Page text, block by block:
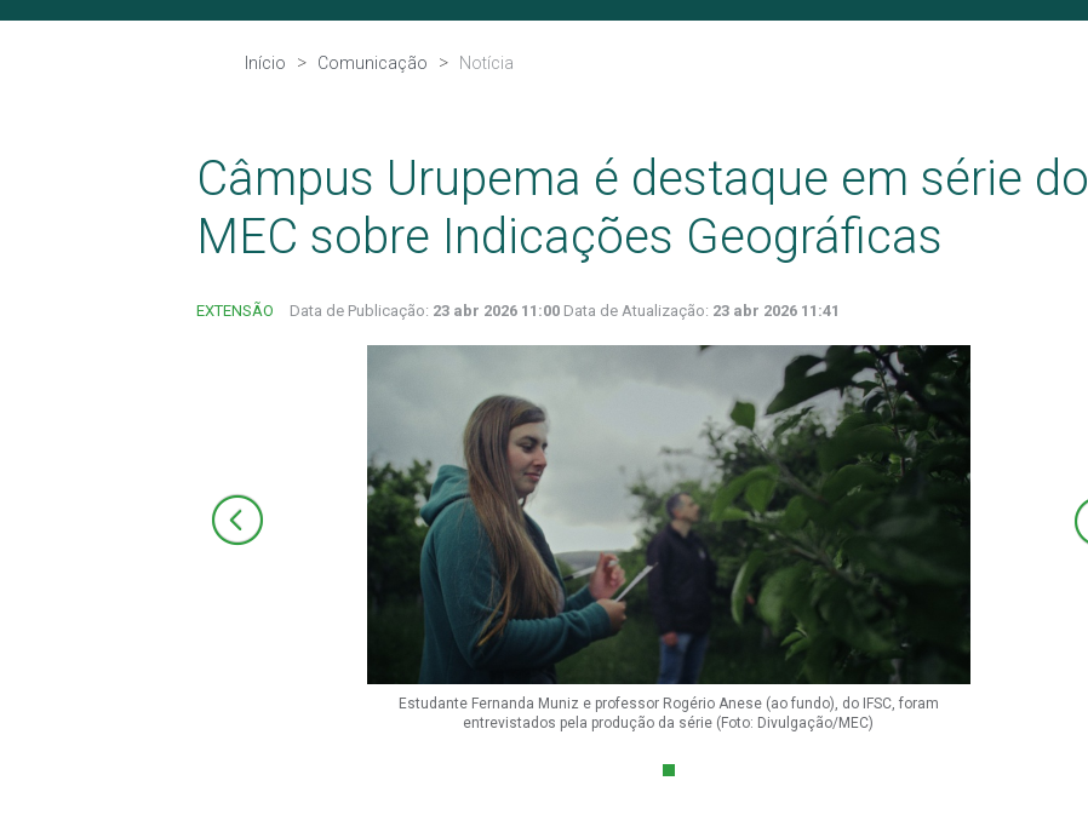
Início Comunicação Notícia
Câmpus Urupema é destaque em série do
MEC sobre Indicações Geográficas
EXTENSÃO Data de Publicação: 23 abr 2026 11:00 Data de Atualização: 23 abr 2026 11:41
Estudante Fernanda Muniz e professor Rogério Anese (ao fundo), do IFSC, foram
entrevistados pela produção da série (Foto: Divulgação/MEC)